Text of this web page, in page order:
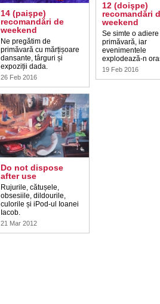
14 (paişpe)
recomandări de
weekend
Ne pregătim de
primăvară cu mărțișoare
dansante, târguri și
expoziții dada.
26 Feb 2016
Do not dispose
after use
Rujurile, cătușele,
obsesiile, dildourile,
culorile și iPod-ul Ioanei
Iacob.
21 Mar 2012
12 (doişpe)
recomandări
weekend
Se simte o
primăvară, iar
evenimentele
explodează-n
19 Feb 2016